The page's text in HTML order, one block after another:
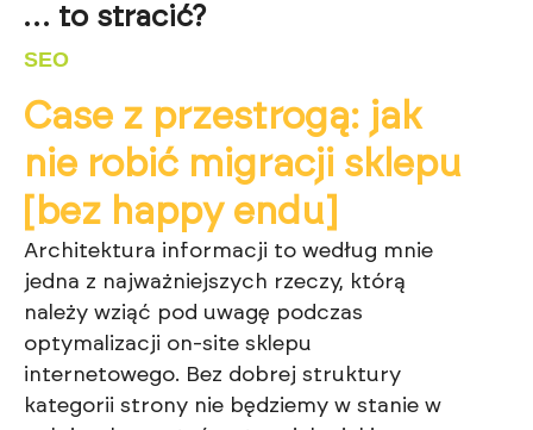
… to stracić?
SEO
Case z przestrogą: jak
nie robić migracji sklepu
[bez happy endu]
Architektura informacji to według mnie
jedna z najważniejszych rzeczy, którą
należy wziąć pod uwagę podczas
optymalizacji on-site sklepu
internetowego. Bez dobrej struktury
kategorii strony nie będziemy w stanie w